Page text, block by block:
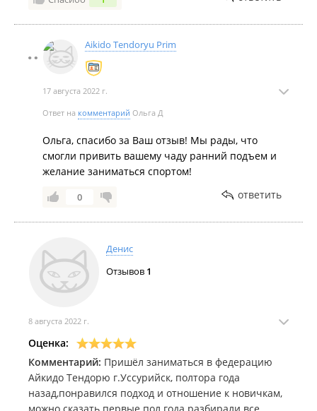
Aikido Tendoryu Prim
17 августа 2022 г.
Ответ на комментарий Ольга Д
Ольга, спасибо за Ваш отзыв! Мы рады, что
смогли привить вашему чаду ранний подъем и
желание заниматься спортом!
0 ответить
Денис
Отзывов 1
8 августа 2022 г.
Оценка:
Комментарий: Пришёл заниматься в федерацию
Айкидо Тендорю г.Уссурийск, полтора года
назад,понравился подход и отношение к новичкам,